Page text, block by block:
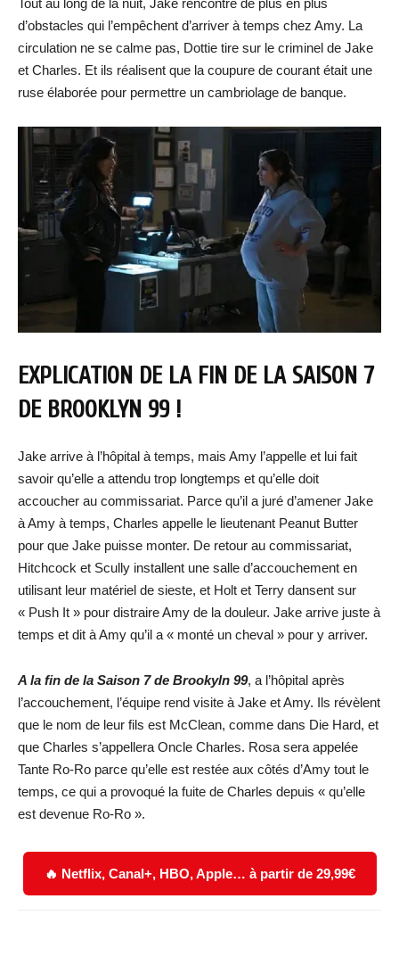
Tout au long de la nuit, Jake rencontre de plus en plus
d’obstacles qui l’empêchent d’arriver à temps chez Amy. La
circulation ne se calme pas, Dottie tire sur le criminel de Jake
et Charles. Et ils réalisent que la coupure de courant était une
ruse élaborée pour permettre un cambriolage de banque.
EXPLICATION DE LA FIN DE LA SAISON 7
DE BROOKLYN 99 !
Jake arrive à l’hôpital à temps, mais Amy l’appelle et lui fait
savoir qu’elle a attendu trop longtemps et qu’elle doit
accoucher au commissariat. Parce qu’il a juré d’amener Jake
à Amy à temps, Charles appelle le lieutenant Peanut Butter
pour que Jake puisse monter. De retour au commissariat,
Hitchcock et Scully installent une salle d’accouchement en
utilisant leur matériel de sieste, et Holt et Terry dansent sur
« Push It » pour distraire Amy de la douleur. Jake arrive juste à
temps et dit à Amy qu’il a « monté un cheval » pour y arriver.
A la fin de la Saison 7 de Brookyln 99, a l’hôpital après
l’accouchement, l’équipe rend visite à Jake et Amy. Ils révèlent
que le nom de leur fils est McClean, comme dans Die Hard, et
que Charles s’appellera Oncle Charles. Rosa sera appelée
Tante Ro-Ro parce qu’elle est restée aux côtés d’Amy tout le
temps, ce qui a provoqué la fuite de Charles depuis « qu’elle
est devenue Ro-Ro ».
🔥 Netflix, Canal+, HBO, Apple… à partir de 29,99€